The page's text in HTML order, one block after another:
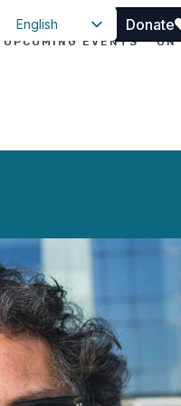
English
Donate
UPCOMING EVENTS ON